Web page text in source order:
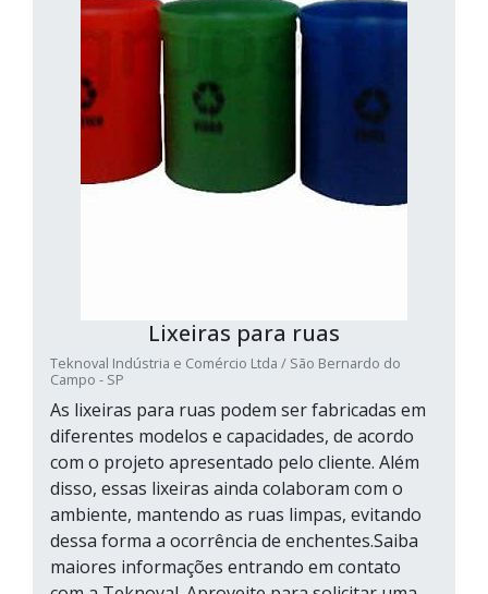
Lixeiras para ruas
Teknoval Indústria e Comércio Ltda / São Bernardo do
Campo - SP
As lixeiras para ruas podem ser fabricadas em
diferentes modelos e capacidades, de acordo
com o projeto apresentado pelo cliente. Além
disso, essas lixeiras ainda colaboram com o
ambiente, mantendo as ruas limpas, evitando
dessa forma a ocorrência de enchentes.Saiba
maiores informações entrando em contato